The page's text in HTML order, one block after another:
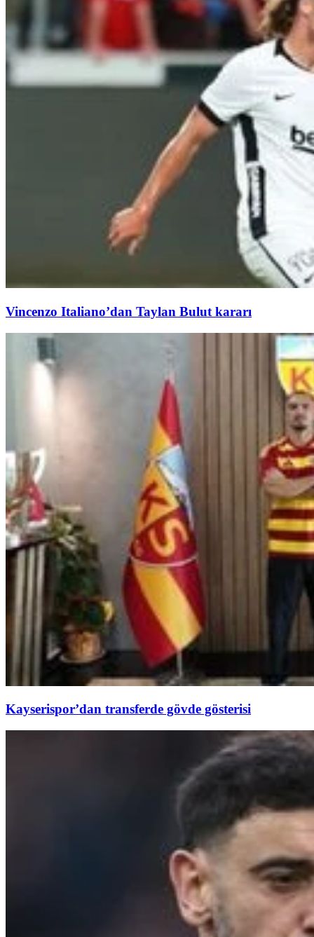
Vincenzo Italiano’dan Taylan Bulut kararı
Kayserispor’dan transferde gövde gösterisi